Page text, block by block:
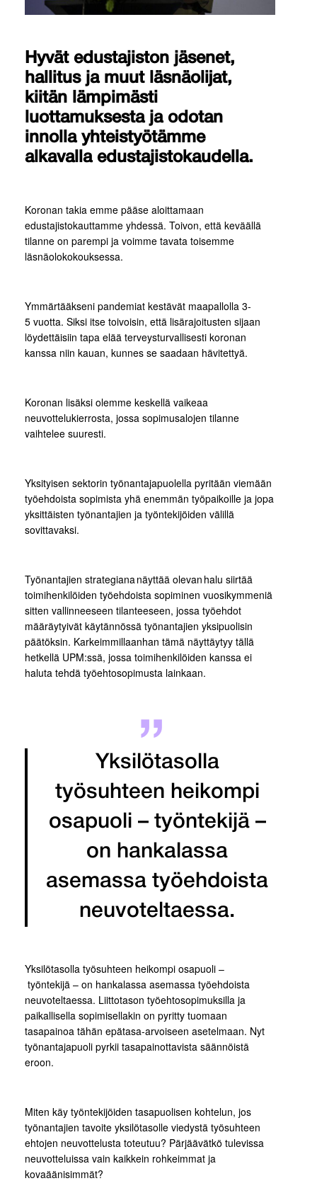
Hyvät edustajiston jäsenet,
hallitus ja muut läsnäolijat,
kiitän lämpimästi
luottamuksesta ja odotan
innolla yhteistyötämme
alkavalla edustajistokaudella.
Koronan takia emme pääse aloittamaan
edustajistokauttamme yhdessä. Toivon, että keväällä
tilanne on parempi ja voimme tavata toisemme
läsnäolokokouksessa.
Ymmärtääkseni pandemiat kestävät maapallolla 3-
5 vuotta. Siksi itse toivoisin, että lisärajoitusten sijaan
löydettäisiin tapa elää terveysturvallisesti koronan
kanssa niin kauan, kunnes se saadaan hävitettyä.
Koronan lisäksi olemme keskellä vaikeaa
neuvottelukierrosta, jossa sopimusalojen tilanne
vaihtelee suuresti.
Yksityisen sektorin työnantajapuolella pyritään viemään
työehdoista sopimista yhä enemmän työpaikoille ja jopa
yksittäisten työnantajien ja työntekijöiden välillä
sovittavaksi.
Työnantajien strategiana näyttää olevan halu siirtää
toimihenkilöiden työehdoista sopiminen vuosikymmeniä
sitten vallinneeseen tilanteeseen, jossa työehdot
määräytyivät käytännössä työnantajien yksipuolisin
päätöksin. Karkeimmillaanhan tämä näyttäytyy tällä
hetkellä UPM:ssä, jossa toimihenkilöiden kanssa ei
haluta tehdä työehtosopimusta lainkaan.
Yksilötasolla
työsuhteen heikompi
osapuoli – työntekijä –
on hankalassa
asemassa työehdoista
neuvoteltaessa.
Yksilötasolla työsuhteen heikompi osapuoli –
työntekijä – on hankalassa asemassa työehdoista
neuvoteltaessa. Liittotason työehtosopimuksilla ja
paikallisella sopimisellakin on pyritty tuomaan
tasapainoa tähän epätasa-arvoiseen asetelmaan. Nyt
työnantajapuoli pyrkii tasapainottavista säännöistä
eroon.
Miten käy työntekijöiden tasapuolisen kohtelun, jos
työnantajien tavoite yksilötasolle viedystä työsuhteen
ehtojen neuvottelusta toteutuu? Pärjäävätkö tulevissa
neuvotteluissa vain kaikkein rohkeimmat ja
kovaäänisimmät?